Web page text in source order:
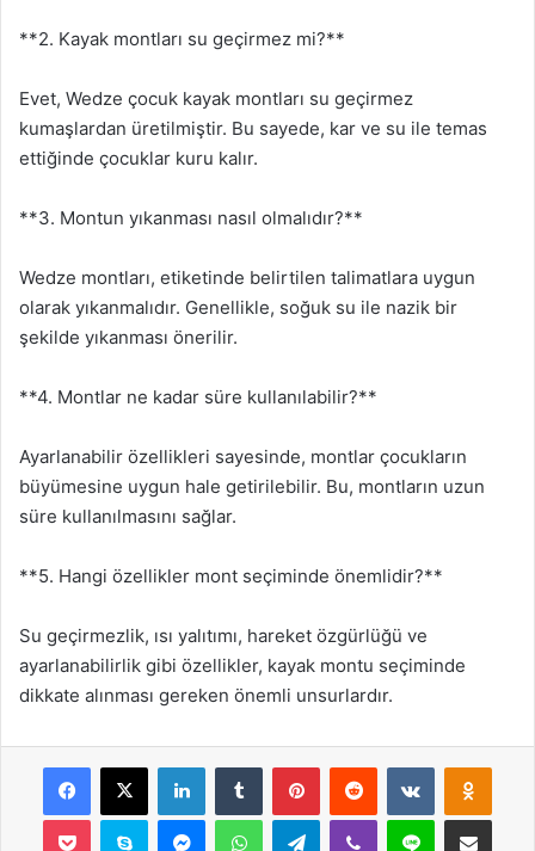
**2. Kayak montları su geçirmez mi?**
Evet, Wedze çocuk kayak montları su geçirmez
kumaşlardan üretilmiştir. Bu sayede, kar ve su ile temas
ettiğinde çocuklar kuru kalır.
**3. Montun yıkanması nasıl olmalıdır?**
Wedze montları, etiketinde belirtilen talimatlara uygun
olarak yıkanmalıdır. Genellikle, soğuk su ile nazik bir
şekilde yıkanması önerilir.
**4. Montlar ne kadar süre kullanılabilir?**
Ayarlanabilir özellikleri sayesinde, montlar çocukların
büyümesine uygun hale getirilebilir. Bu, montların uzun
süre kullanılmasını sağlar.
**5. Hangi özellikler mont seçiminde önemlidir?**
Su geçirmezlik, ısı yalıtımı, hareket özgürlüğü ve
ayarlanabilirlik gibi özellikler, kayak montu seçiminde
dikkate alınması gereken önemli unsurlardır.
Facebook
X LinkedInTumblr PinterestReddit VKontakte
Pocket Skype MessengerWhatsAppTelegramViber Line E-Posta ile